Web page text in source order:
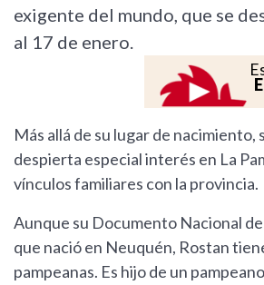
exigente del mundo, que se
al 17 de enero.
Más allá de su lugar de nacimiento,
despierta especial interés en La
vínculos familiares con la provincia.
Aunque su Documento Nacional
que nació en Neuquén, Rostan
pampeanas. Es hijo de un